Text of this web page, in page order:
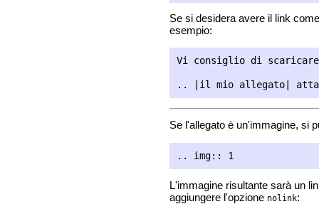
Se si desidera avere il link
esempio:
Vi consiglio di
Se l'allegato è un'immagine, si
L'immagine risultante sarà un
aggiungere l'opzione nolink: